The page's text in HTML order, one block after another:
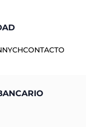
CONTACTO